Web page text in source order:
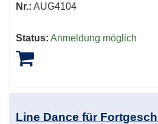
Nr.: AUG4104
Status: Anmeldung möglich
Line Dance für